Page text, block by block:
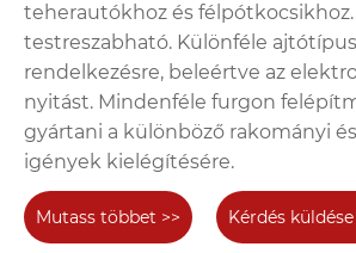
teherautókhoz és
testreszabható. Különféle
rendelkezésre, beleértve az
nyitást. Mindenféle furgon
gyártani a különböző rakományi
igények kielégítésére.
Mutass többet >> Kérdés küldése